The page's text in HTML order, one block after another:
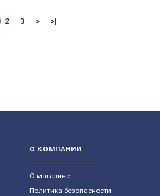
2 3 > >|
О КОМПАНИИ
О магазине
Политика безопасности